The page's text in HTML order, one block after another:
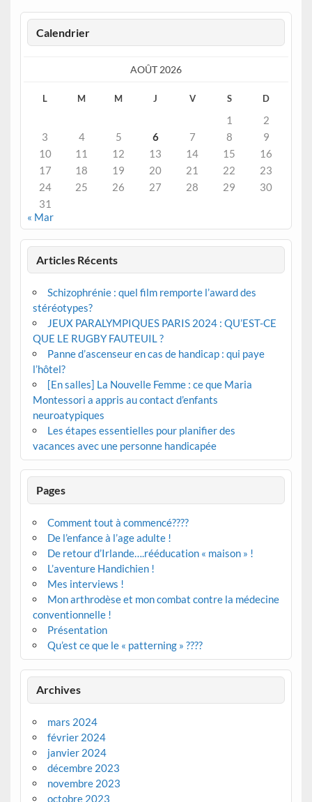
Calendrier
AOÛT 2026
L M M J V S D
1
2
3
4 5 6 7 8
9
10
11 12 13 14 15
16
17
18 19 20 21 22
23
24
25 26 27 28 29
30
31
« Mar
Articles Récents
Schizophrénie : quel film remporte l’award des
stéréotypes?
JEUX PARALYMPIQUES PARIS 2024 : QU’EST-CE
QUE LE RUGBY FAUTEUIL ?
Panne d’ascenseur en cas de handicap : qui paye
l’hôtel?
[En salles] La Nouvelle Femme : ce que Maria
Montessori a appris au contact d’enfants
neuroatypiques
Les étapes essentielles pour planifier des
vacances avec une personne handicapée
Pages
Comment tout à commencé????
De l’enfance à l’age adulte !
De retour d’Irlande….rééducation « maison » !
L’aventure Handichien !
Mes interviews !
Mon arthrodèse et mon combat contre la médecine
conventionnelle !
Présentation
Qu’est ce que le « patterning » ????
Archives
mars 2024
février 2024
janvier 2024
décembre 2023
novembre 2023
octobre 2023